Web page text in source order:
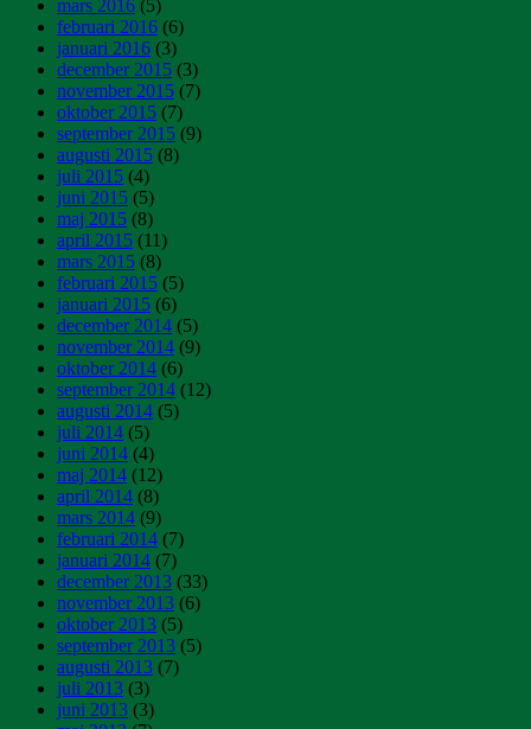
mars 2016 (5)
februari 2016 (6)
januari 2016 (3)
december 2015 (3)
november 2015 (7)
oktober 2015 (7)
september 2015 (9)
augusti 2015 (8)
juli 2015 (4)
juni 2015 (5)
maj 2015 (8)
april 2015 (11)
mars 2015 (8)
februari 2015 (5)
januari 2015 (6)
december 2014 (5)
november 2014 (9)
oktober 2014 (6)
september 2014 (12)
augusti 2014 (5)
juli 2014 (5)
juni 2014 (4)
maj 2014 (12)
april 2014 (8)
mars 2014 (9)
februari 2014 (7)
januari 2014 (7)
december 2013 (33)
november 2013 (6)
oktober 2013 (5)
september 2013 (5)
augusti 2013 (7)
juli 2013 (3)
juni 2013 (3)